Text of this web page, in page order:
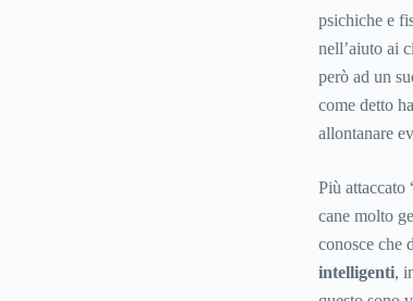
psichiche e
nell’aiuto ai
però ad un
come detto
allontanare
Più attaccato
cane molto
conosce che
intelligenti,